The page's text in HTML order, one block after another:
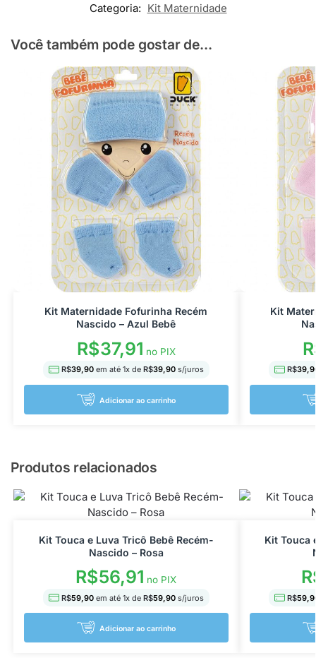
Categoria: Kit Maternidade
Você também pode gostar de...
Kit Maternidade Fofurinha Recém
Nascido – Azul Bebê
R$37,91 no PIX
R$39,90 em até 1x de R$39,90s/juros
Adicionar ao carrinho
Kit
R$
Produtos relacionados
Kit Touca e Luva Tricô Bebê Recém-
Nascido – Rosa
R$56,91 no PIX
R$59,90 em até 1x de R$59,90s/juros
Adicionar ao carrinho
Kit Touca
R$